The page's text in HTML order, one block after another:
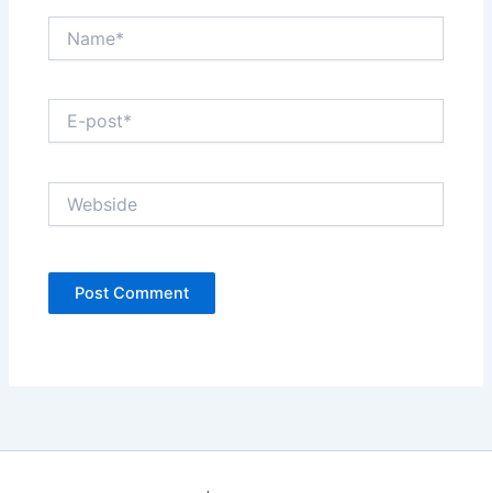
post*